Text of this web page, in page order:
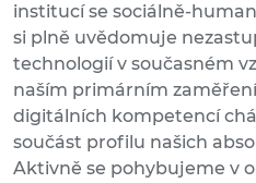
institucí se sociálně-
si plně uvědomuje
technologií v současném
naším primárním
digitálních kompetencí
součást profilu našich
Aktivně se pohybujeme v